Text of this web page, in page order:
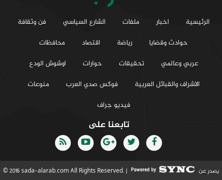
الرئيسية اخبار ملفات الشارع السياسي
فن وثقافة
حوادث وقضايا
رياضة اقتصاد
محافظات
عربي وعالمي
تحقيقات حوارات
اوشوش الودع
الاشراف والقبائل العربية
فوكس صدي العرب
منوعات
فيديو جراف
تابعنا على
© 2016 sada-alarab.com All Rights Reserved. | يصدر عن